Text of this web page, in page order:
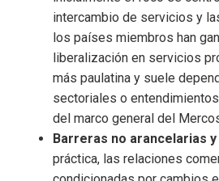
intercambio de servicios y
los países miembros han
liberalización en servicios
más paulatina y suele
sectoriales o
del marco general del
Barreras no arancelarias
práctica, las relaciones